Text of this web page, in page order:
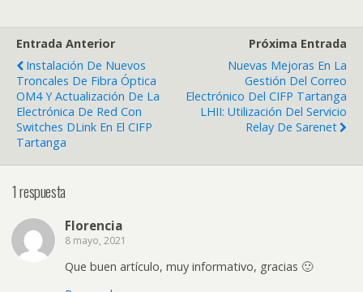
Entrada Anterior
Instalación De Nuevos
Troncales De Fibra Óptica
OM4 Y Actualización De La
Electrónica De Red Con
Switches DLink En El CIFP
Tartanga
Próxima Entrada
Nuevas Mejoras En La
Gestión Del Correo
Electrónico Del CIFP Tartanga
LHII: Utilización Del Servicio
Relay De Sarenet
1 respuesta
Florencia
8 mayo, 2021
Que buen artículo, muy informativo, gracias 🙂